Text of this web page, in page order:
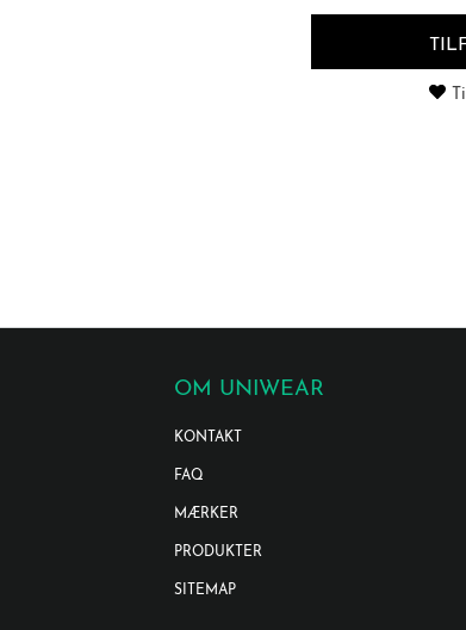
OM UNIWEAR
KONTAKT
FAQ
MÆRKER
PRODUKTER
SITEMAP